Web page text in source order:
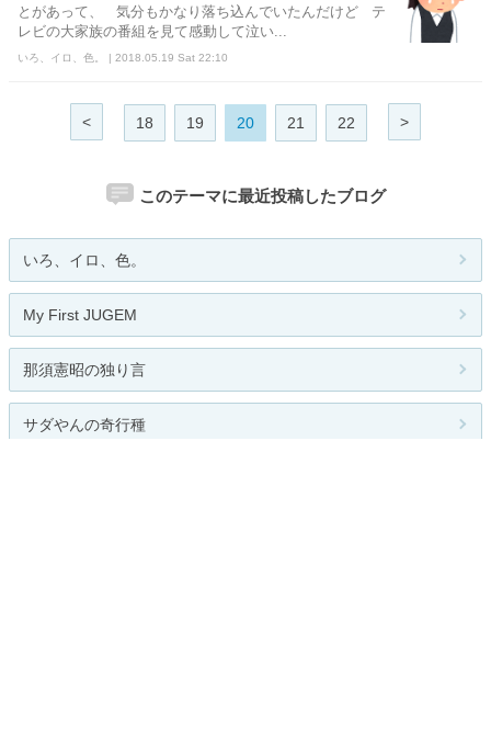
とがあって、 気分もかなり落ち込んでいたんだけど テ
レビの大家族の番組を見て感動して泣い...
いろ、イロ、色。 | 2018.05.19 Sat 22:10
< 18 19 20 21 22 >
このテーマに最近投稿したブログ
いろ、イロ、色。
My First JUGEM
那須憲昭の独り言
サダやんの奇行種